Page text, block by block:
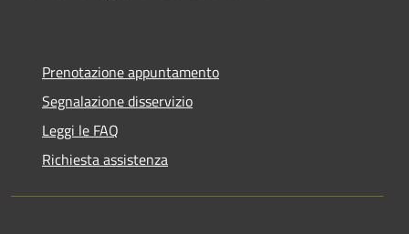
Prenotazione appuntamento
Segnalazione disservizio
Leggi le FAQ
Richiesta assistenza